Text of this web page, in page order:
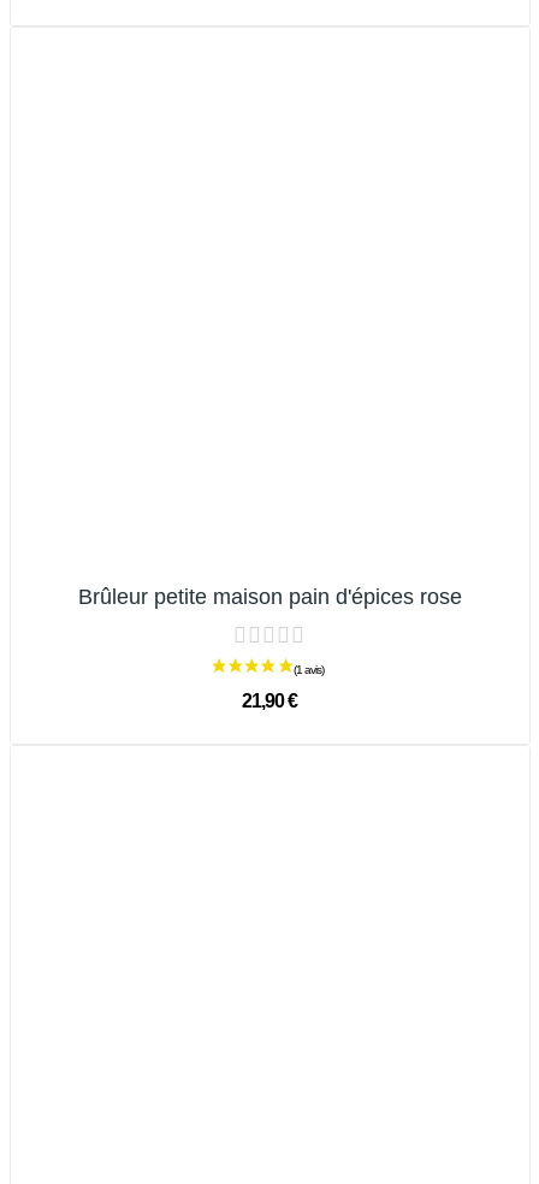
Brûleur petite maison pain d'épices rose
21,90 €